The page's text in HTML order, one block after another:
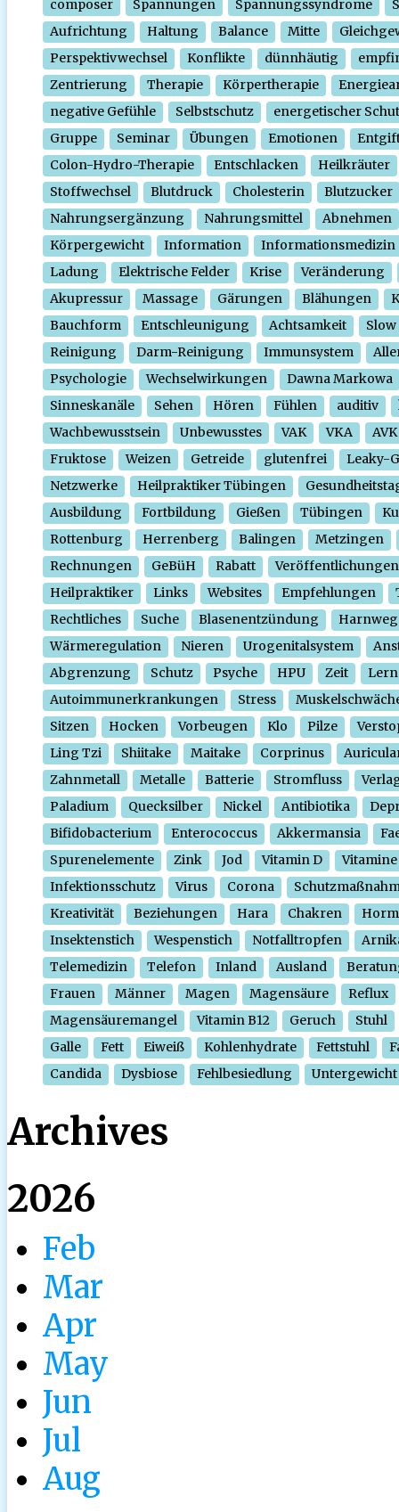
composer Spannungen Spannungssyndrome
Aufrichtung
Haltung Balance Mitte
Perspektivwechsel
Konflikte dünnhäutig
Zentrierung
Therapie Körpertherapie
negative Gefühle
Selbstschutz
energetischer
Gruppe
Seminar Übungen Emotionen
Colon-Hydro-Therapie
Entschlacken
Heilkräuter
Stoffwechsel
Blutdruck Cholesterin
Blutzucker
Nahrungsergänzung
Nahrungsmittel
Abnehmen
Körpergewicht
Information
Informationsmedizin
Ladung
Elektrische Felder Krise
Veränderung
Akupressur
Massage Gärungen Blähungen
Bauchform
Entschleunigung Achtsamkeit
Slow
Reinigung
Darm-Reinigung Immunsystem
Psychologie
Wechselwirkungen
Dawna Markowa
Sinneskanäle
Sehen Hören Fühlen auditiv
Wachbewusstsein
Unbewusstes VAK VKA
AVK
Fruktose
Weizen Getreide glutenfrei
Leaky-
Netzwerke
Heilpraktiker Tübingen
Ausbildung
Fortbildung Gießen Tübingen
Rottenburg
Herrenberg Balingen
Metzingen
Rechnungen
GeBüH Rabatt
Veröffentlichungen
Heilpraktiker
Links Websites Empfehlungen
Rechtliches
Suche Blasenentzündung
Wärmeregulation
Nieren Urogenitalsystem
Abgrenzung
Schutz Psyche HPU Zeit
Autoimmunerkrankungen
Stress
Sitzen
Hocken Vorbeugen Klo Pilze
Ling Tzi
Shiitake Maitake Corprinus
Zahnmetall
Metalle Batterie Stromfluss
Paladium
Quecksilber Nickel Antibiotika
Bifidobacterium
Enterococcus Akkermansia
Spurenelemente
Zink Jod Vitamin D
Vitamine
Infektionsschutz
Virus Corona
Kreativität
Beziehungen Hara Chakren
Insektenstich
Wespenstich Notfalltropfen
Telemedizin
Telefon Inland Ausland
Frauen
Männer Magen Magensäure
Reflux
Magensäuremangel
Vitamin B12 Geruch
Stuhl
Galle
Fett Eiweiß Kohlenhydrate Fettstuhl
Candida
Dysbiose Fehlbesiedlung Untergewicht
Archives
2026
Feb
Mar
Apr
May
Jun
Jul
Aug